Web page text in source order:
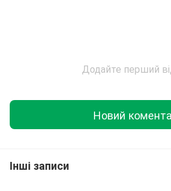
Додайте перший
Новий
Інші записи